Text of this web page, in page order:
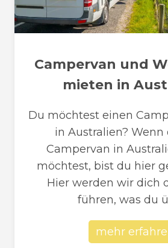
Campervan und
mieten in
Du möchtest einen
in Australien? Wenn
Campervan in
möchtest, bist du hier
Hier werden wir dich
führen, was du
mehr